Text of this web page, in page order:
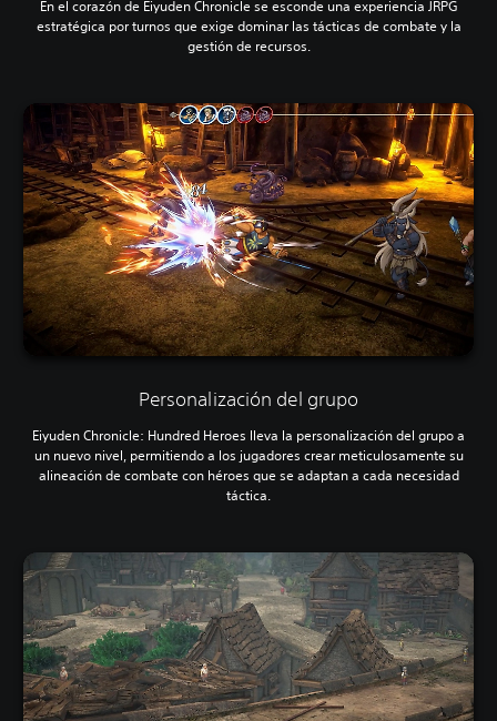
En el corazón de Eiyuden Chronicle se esconde una experiencia JRPG
estratégica por turnos que exige dominar las tácticas de combate y la
gestión de recursos.
Personalización del grupo
Eiyuden Chronicle: Hundred Heroes lleva la personalización del grupo a
un nuevo nivel, permitiendo a los jugadores crear meticulosamente su
alineación de combate con héroes que se adaptan a cada necesidad
táctica.